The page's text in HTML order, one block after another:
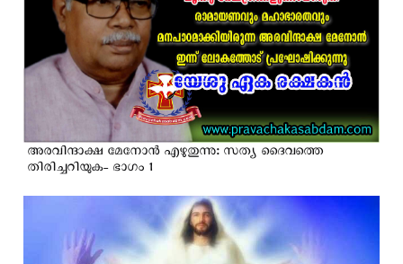
അരവിന്ദാക്ഷ മേനോൻ എഴുതുന്നു: സത്യ ദൈവത്തെ
തിരിച്ചറിയുക- ഭാഗം 1